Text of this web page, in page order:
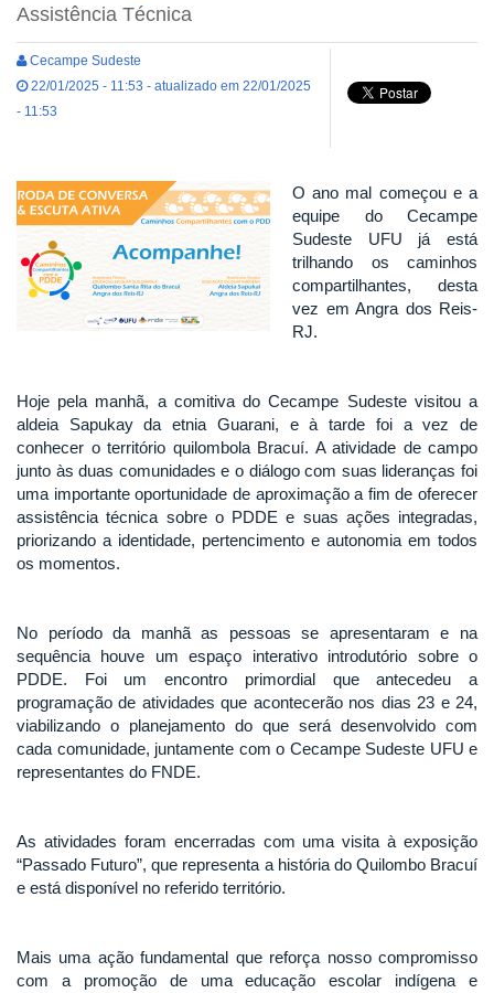
Assistência Técnica
Cecampe Sudeste
22/01/2025 - 11:53 - atualizado em 22/01/2025
- 11:53
O ano mal começou e a
equipe do Cecampe
Sudeste UFU já está
trilhando os caminhos
compartilhantes, desta
vez em Angra dos Reis-
RJ.
Hoje pela manhã, a comitiva do Cecampe Sudeste visitou a
aldeia Sapukay da etnia Guarani, e à tarde foi a vez de
conhecer o território quilombola Bracuí. A atividade de campo
junto às duas comunidades e o diálogo com suas lideranças foi
uma importante oportunidade de aproximação a fim de oferecer
assistência técnica sobre o PDDE e suas ações integradas,
priorizando a identidade, pertencimento e autonomia em todos
os momentos.
No período da manhã as pessoas se apresentaram e na
sequência houve um espaço interativo introdutório sobre o
PDDE. Foi um encontro primordial que antecedeu a
programação de atividades que acontecerão nos dias 23 e 24,
viabilizando o planejamento do que será desenvolvido com
cada comunidade, juntamente com o Cecampe Sudeste UFU e
representantes do FNDE.
As atividades foram encerradas com uma visita à exposição
“Passado Futuro”, que representa a história do Quilombo Bracuí
e está disponível no referido território.
Mais uma ação fundamental que reforça nosso compromisso
com a promoção de uma educação escolar indígena e